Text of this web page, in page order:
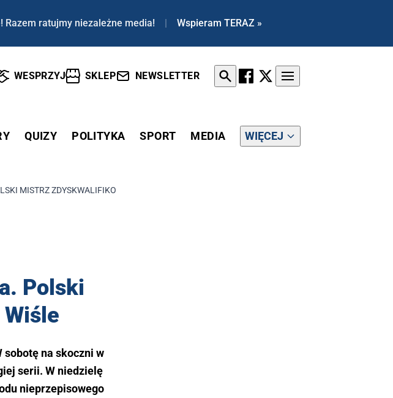
Razem ratujmy niezależne media! | Wspieram TERAZ »
WESPRZYJ SKLEP NEWSLETTER
QUIZY POLITYKA SPORT MEDIA WIĘCEJ
MISTRZ ZDYSKWALIFIKOWANY W WIŚLE
Polski
sobotę na skoczni w
serii. W niedzielę
nieprzepisowego